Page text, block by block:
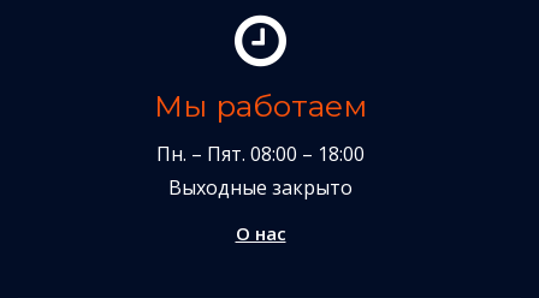
Мы работаем
Пн. – Пят. 08:00 – 18:00
Выходные закрыто
О нас